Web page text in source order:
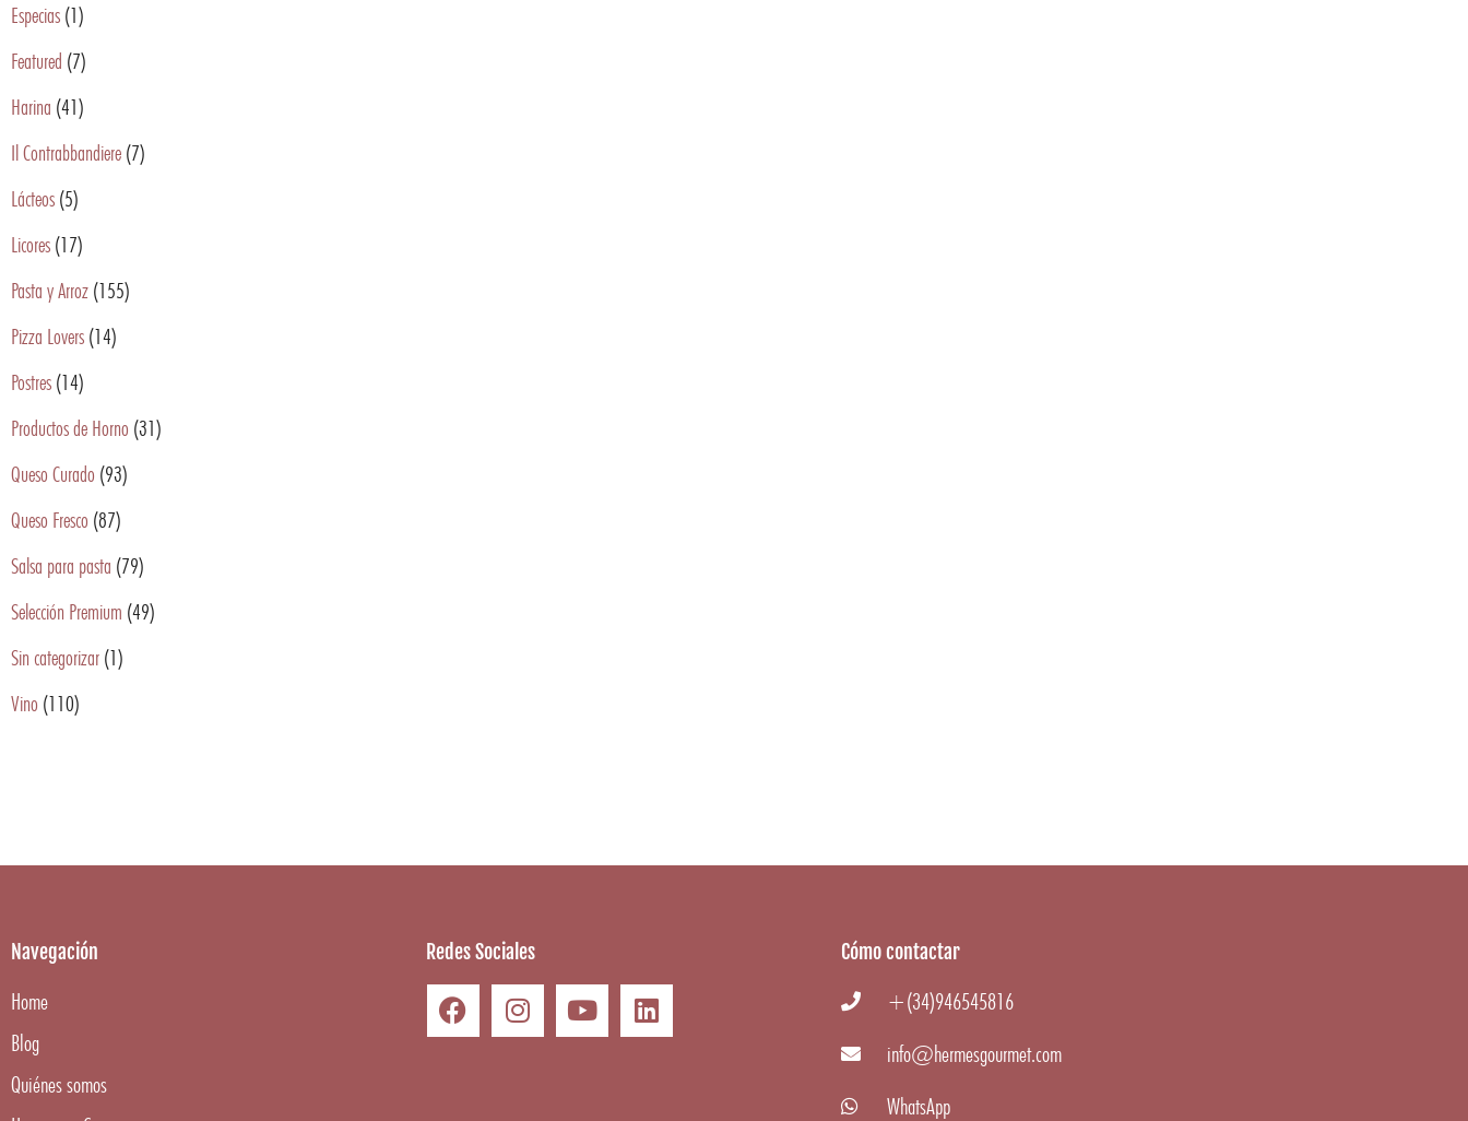
Especias (1)
Featured (7)
Harina (41)
Il Contrabbandiere (7)
Lácteos (5)
Licores (17)
Pasta y Arroz (155)
Pizza Lovers (14)
Postres (14)
Productos de Horno (31)
Queso Curado (93)
Queso Fresco (87)
Salsa para pasta (79)
Selección Premium (49)
Sin categorizar (1)
Vino (110)
Navegación
Home
Blog
Quiénes somos
Redes Sociales Cómo contactar
+(34)946545816
info@hermesgourmet.com
WhatsApp